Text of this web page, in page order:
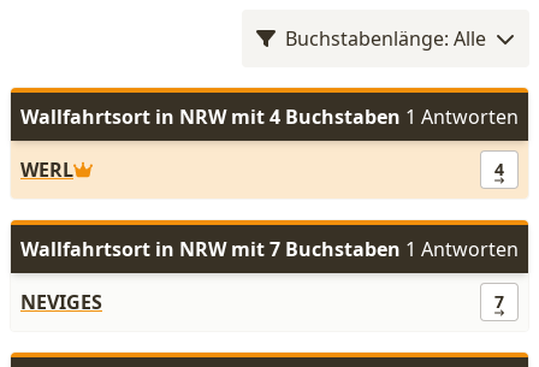
Buchstabenlänge: Alle
Wallfahrtsort in NRW mit 4 Buchstaben 1 Antworten
WERL
4
Wallfahrtsort in NRW mit 7 Buchstaben 1 Antworten
NEVIGES
7